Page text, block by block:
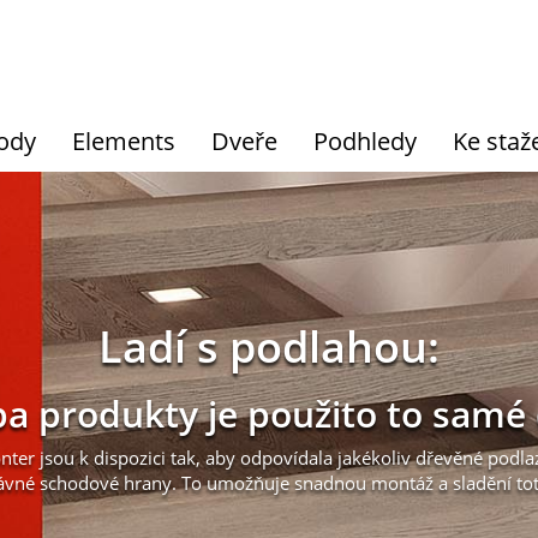
Elements Dveře Podhledy Ke
Ladí s podlahou:
produkty je použito to
jsou k dispozici tak, aby odpovídala jakékoliv dřevěné
schodové hrany. To umožňuje snadnou montáž a sladění